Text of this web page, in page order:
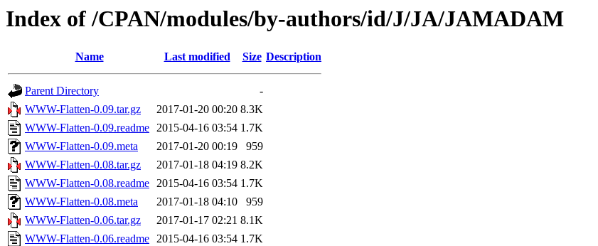
Index of /CPAN/modules/by-authors/id/J/JA/JAMADAM
Name Last modified Size Description
Parent Directory
-
WWW-Flatten-0.09.tar.gz
2017-01-20 00:20 8.3K
WWW-Flatten-0.09.readme 2015-04-16 03:54 1.7K
WWW-Flatten-0.09.meta
2017-01-20 00:19
959
WWW-Flatten-0.08.tar.gz
2017-01-18 04:19 8.2K
WWW-Flatten-0.08.readme 2015-04-16 03:54 1.7K
WWW-Flatten-0.08.meta
2017-01-18 04:10
959
WWW-Flatten-0.06.tar.gz
2017-01-17 02:21 8.1K
WWW-Flatten-0.06.readme 2015-04-16 03:54 1.7K